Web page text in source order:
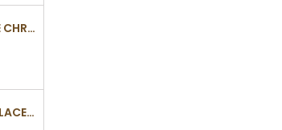
STYLO SLIMLINE CHROMÉ NOIR
TUBES DE REMPLACEMENT POUR MÉCANISMES SLIMLINE